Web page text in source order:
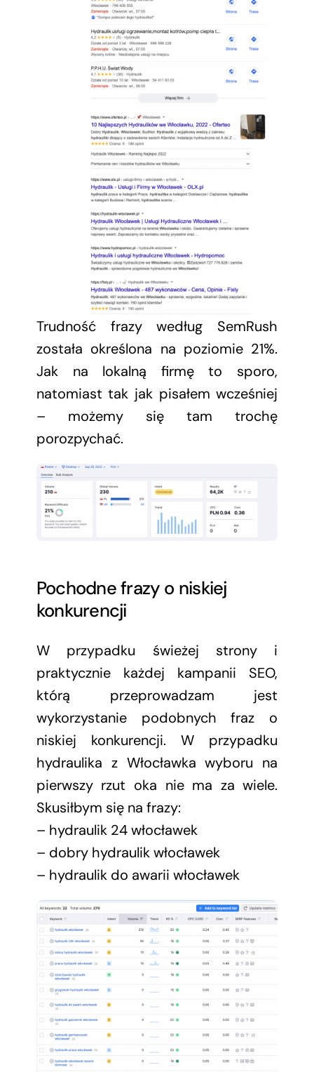
Trudność frazy według SemRush
została określona na poziomie 21%.
Jak na lokalną firmę to sporo,
natomiast tak jak pisałem wcześniej
– możemy się tam trochę
porozpychać.
Pochodne frazy o niskiej
konkurencji
W przypadku świeżej strony i
praktycznie każdej kampanii SEO,
którą przeprowadzam jest
wykorzystanie podobnych fraz o
niskiej konkurencji. W przypadku
hydraulika z Włocławka wyboru na
pierwszy rzut oka nie ma za wiele.
Skusiłbym się na frazy:
– hydraulik 24 włocławek
– dobry hydraulik włocławek
– hydraulik do awarii włocławek